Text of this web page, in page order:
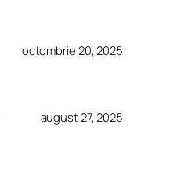
octombrie 20, 2025
august 27, 2025